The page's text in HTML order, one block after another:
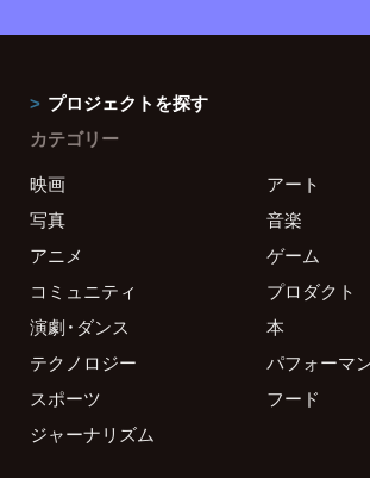
プロジェクトを探す
カテゴリー
映画
アート
写真
音楽
アニメ
ゲーム
コミュニティ
プロダクト
演劇・ダンス
本
テクノロジー
パフォーマ
スポーツ
フード
ジャーナリズム